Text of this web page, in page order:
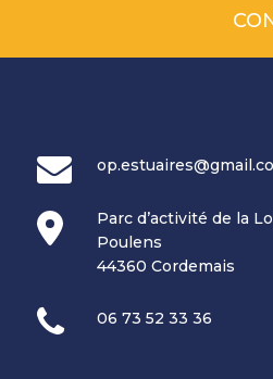
Parc d’activité de la
Poulens
44360 Cordemais
06 73 52 33 36